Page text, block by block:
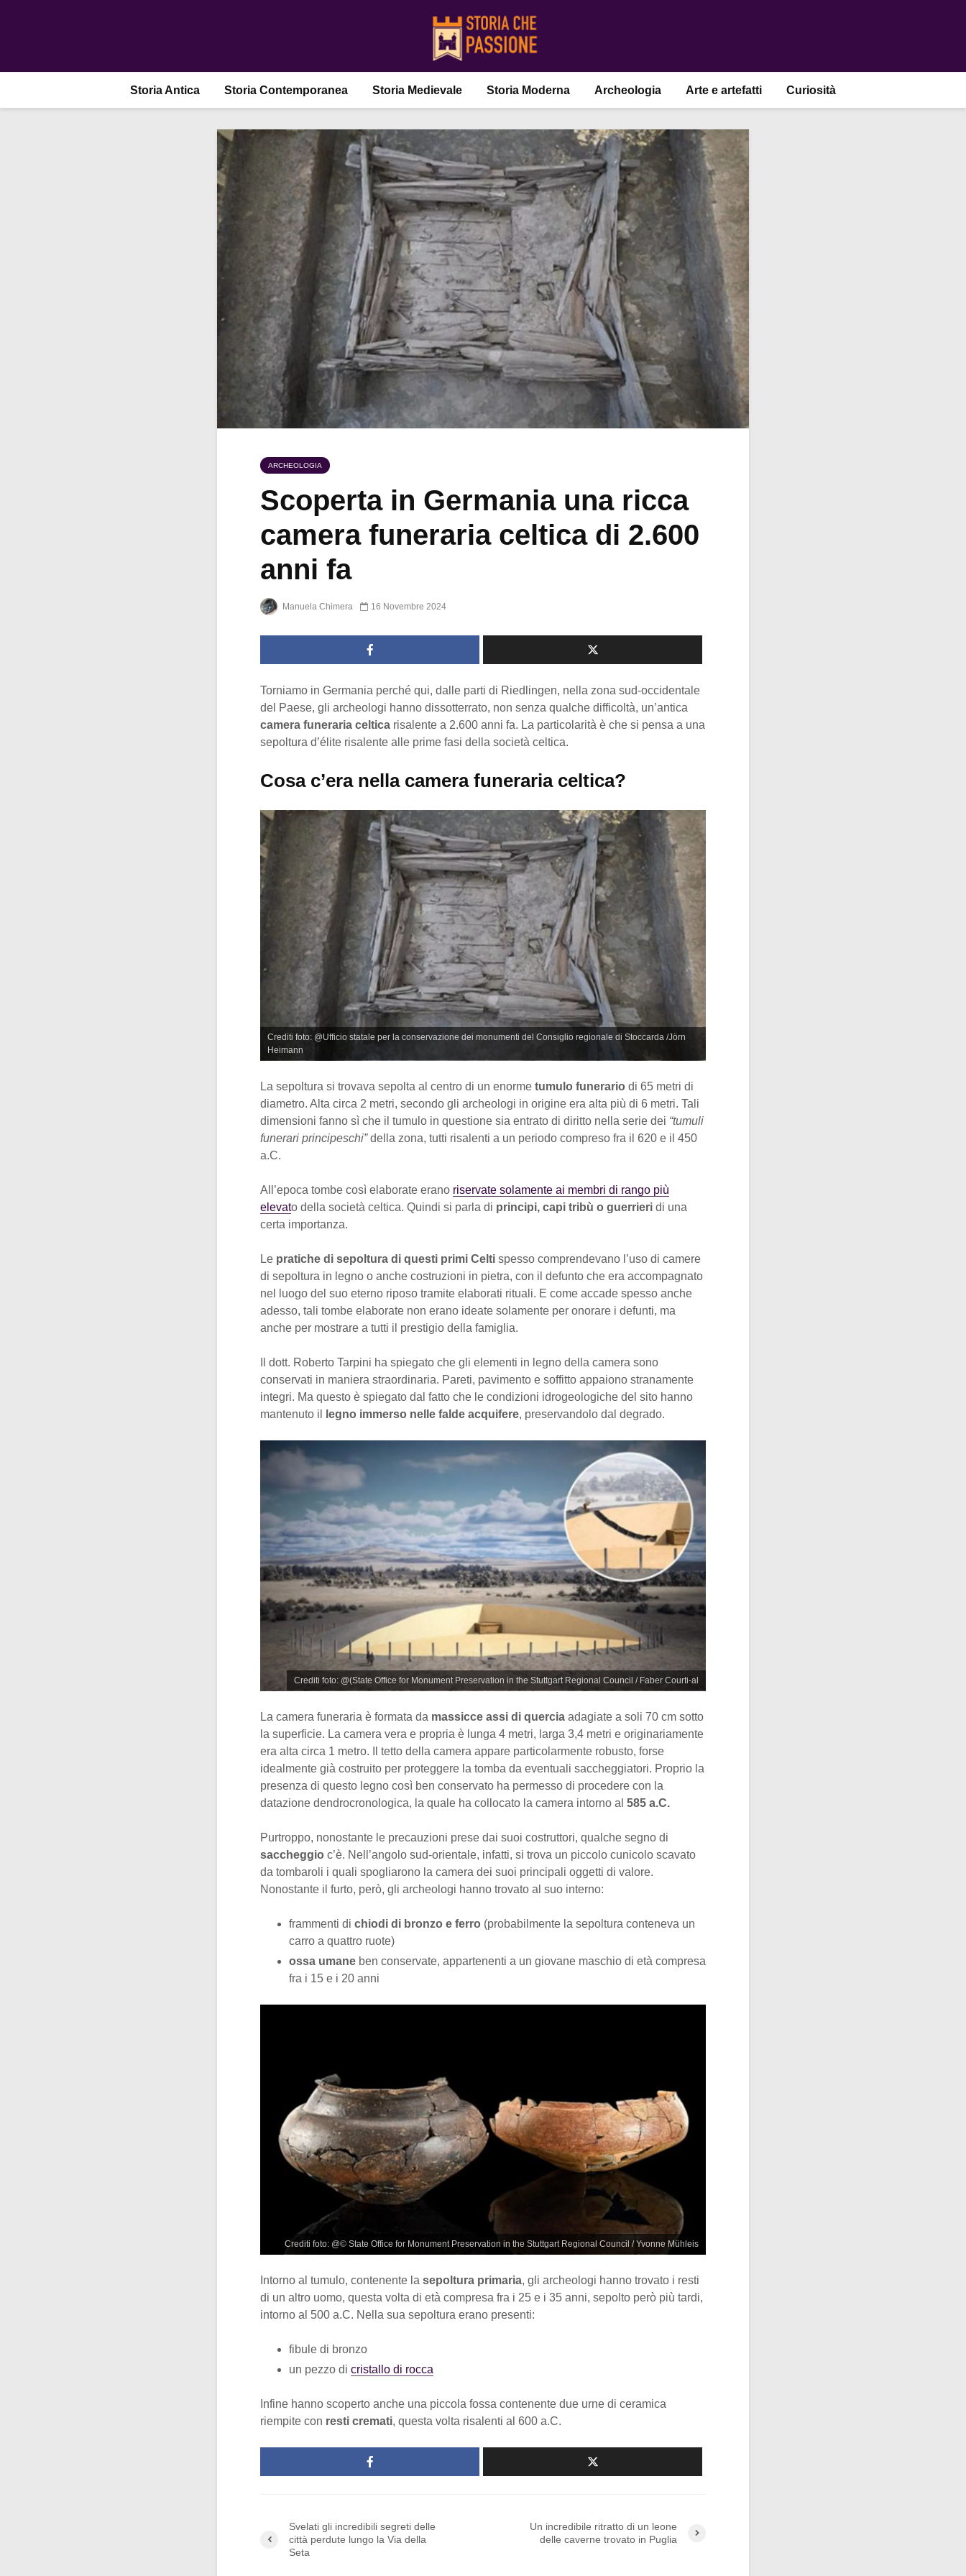
Storia Antica Storia Contemporanea Storia Medievale Storia Moderna Archeologia Arte e artefatti Curiosità
ARCHEOLOGIA
Scoperta in Germania una ricca
camera funeraria celtica di 2.600
anni fa
Manuela Chimera 16 Novembre 2024
Torniamo in Germania perché qui, dalle parti di Riedlingen, nella zona sud-occidentale
del Paese, gli archeologi hanno dissotterrato, non senza qualche difficoltà, un’antica
camera funeraria celtica risalente a 2.600 anni fa. La particolarità è che si pensa a una
sepoltura d’élite risalente alle prime fasi della società celtica.
Cosa c’era nella camera funeraria celtica?
Crediti foto: @Ufficio statale per la conservazione dei monumenti del Consiglio regionale di Stoccarda /Jörn
Heimann
La sepoltura si trovava sepolta al centro di un enorme tumulo funerario di 65 metri di
diametro. Alta circa 2 metri, secondo gli archeologi in origine era alta più di 6 metri. Tali
dimensioni fanno sì che il tumulo in questione sia entrato di diritto nella serie dei “tumuli
funerari principeschi”della zona, tutti risalenti a un periodo compreso fra il 620 e il 450
a.C.
All’epoca tombe così elaborate erano riservate solamente ai membri di rango più
elevato della società celtica. Quindi si parla di principi, capi tribù o guerrieri di una
certa importanza.
Le pratiche di sepoltura di questi primi Celti spesso comprendevano l’uso di camere
di sepoltura in legno o anche costruzioni in pietra, con il defunto che era accompagnato
nel luogo del suo eterno riposo tramite elaborati rituali. E come accade spesso anche
adesso, tali tombe elaborate non erano ideate solamente per onorare i defunti, ma
anche per mostrare a tutti il prestigio della famiglia.
Il dott. Roberto Tarpini ha spiegato che gli elementi in legno della camera sono
conservati in maniera straordinaria. Pareti, pavimento e soffitto appaiono stranamente
integri. Ma questo è spiegato dal fatto che le condizioni idrogeologiche del sito hanno
mantenuto il
legno immerso nelle falde acquifere, preservandolo dal degrado.
Crediti foto: @(State Office for Monument Preservation in the Stuttgart Regional Council / Faber Courti-al
La camera funeraria è formata da massicce assi di quercia adagiate a soli 70 cm sotto
la superficie. La camera vera e propria è lunga 4 metri, larga 3,4 metri e originariamente
era alta circa 1 metro. Il tetto della camera appare particolarmente robusto, forse
idealmente già costruito per proteggere la tomba da eventuali saccheggiatori. Proprio la
presenza di questo legno così ben conservato ha permesso di procedere con la
datazione dendrocronologica, la quale ha collocato la camera intorno al 585 a.C.
Purtroppo, nonostante le precauzioni prese dai suoi costruttori, qualche segno di
saccheggio c’è. Nell’angolo sud-orientale, infatti, si trova un piccolo cunicolo scavato
da tombaroli i quali spogliarono la camera dei suoi principali oggetti di valore.
Nonostante il furto, però, gli archeologi hanno trovato al suo interno:
frammenti di chiodi di bronzo e ferro (probabilmente la sepoltura conteneva un
carro a quattro ruote)
ossa umane ben conservate, appartenenti a un giovane maschio di età compresa
fra i 15 e i 20 anni
Crediti foto: @© State Office for Monument Preservation in the Stuttgart Regional Council / Yvonne Mühleis
Intorno al tumulo, contenente la sepoltura primaria, gli archeologi hanno trovato i resti
di un altro uomo, questa volta di età compresa fra i 25 e i 35 anni, sepolto però più tardi,
intorno al 500 a.C. Nella sua sepoltura erano presenti:
fibule di bronzo
un pezzo di cristallo di rocca
Infine hanno scoperto anche una piccola fossa contenente due urne di ceramica
riempite con resti cremati, questa volta risalenti al 600 a.C.
Svelati gli incredibili segreti delle
città perdute lungo la Via della
Seta
Un incredibile ritratto di un leone
delle caverne trovato in Puglia